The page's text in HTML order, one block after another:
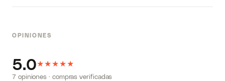
OPINIONES
5.0★★★★★
7 opiniones · compras verificadas